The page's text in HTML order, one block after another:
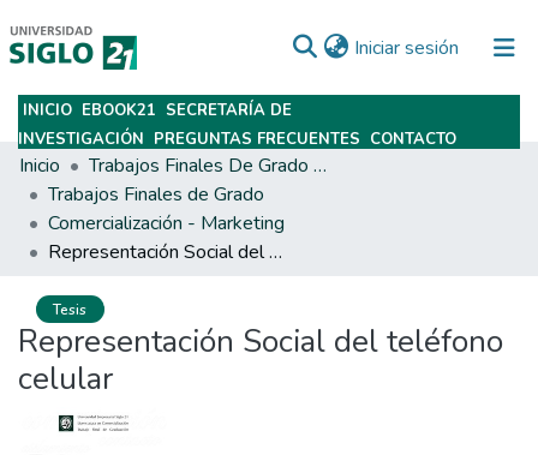
Iniciar sesión (current)
Subir
INICIO EBOOK21 SECRETARÍA DE
INVESTIGACIÓN PREGUNTAS FRECUENTES CONTACTO
Inicio
Trabajos Finales De Grado Y Posgrado
Trabajos Finales de Grado
Comercialización - Marketing
Representación Social del teléfono celular
Tesis
Representación Social del teléfono
celular